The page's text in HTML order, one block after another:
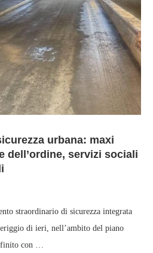
urbana: maxi
dell’ordine, servizi sociali
straordinario di sicurezza integrata
di ieri, nell’ambito del piano
con …